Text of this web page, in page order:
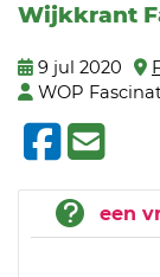
Wijkkrant
9 jul 2020
WOP
een